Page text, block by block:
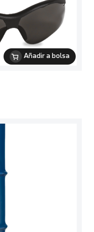
Añadir a bolsa